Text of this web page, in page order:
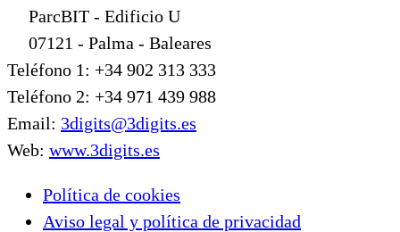
ParcBIT - Edificio U
07121 - Palma - Baleares
Teléfono 1: +34 902 313 333
Teléfono 2: +34 971 439 988
Email: 3digits@3digits.es
Web: www.3digits.es
Política de cookies
Aviso legal y política de privacidad